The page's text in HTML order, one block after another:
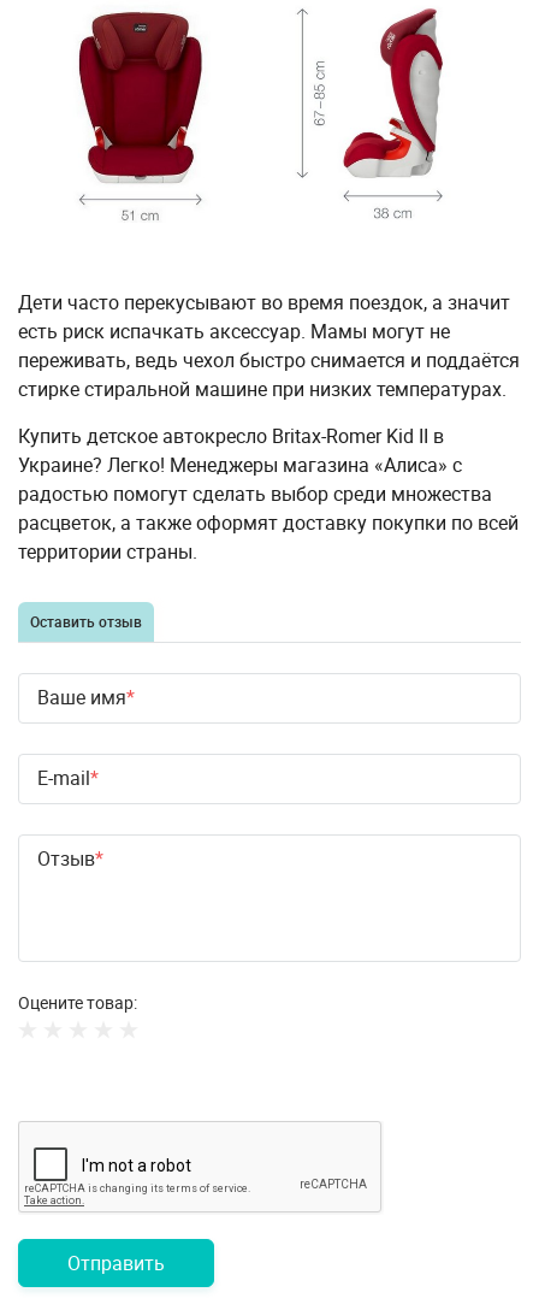
Дети часто перекусывают во время поездок, а значит
есть риск испачкать аксессуар. Мамы могут не
переживать, ведь чехол быстро снимается и поддаётся
стирке стиральной машине при низких температурах.
Купить детское автокресло Britax-Romer Kid II в
Украине? Легко! Менеджеры магазина «Алиса» с
радостью помогут сделать выбор среди множества
расцветок, а также оформят доставку покупки по всей
территории страны.
Оставить отзыв
Ваше имя
E-mail
Отзыв
Оцените товар:
Отправить